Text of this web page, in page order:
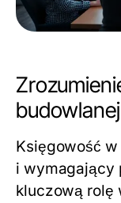
budowlanej
Księgowość
i wymagający
kluczową rolę